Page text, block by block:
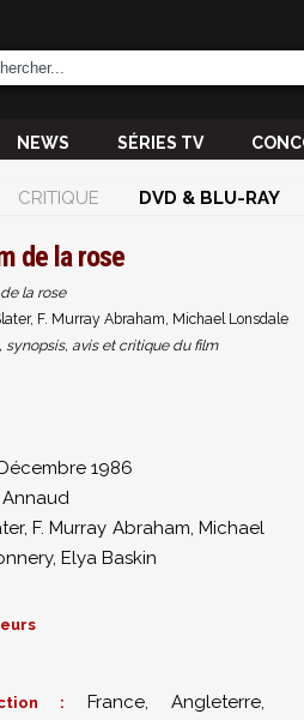
NEWS SÉRIES TV
CRITIQUE DVD & BLU-RAY
de la rose
la rose
F. Murray Abraham, Michael Lonsdale
avis et critique du film
1986
,F. Murray Abraham,Michael
, Elya Baskin
: France, Angleterre,